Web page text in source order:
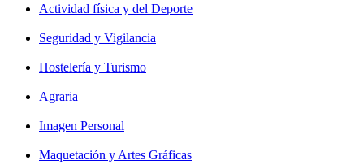
Actividad física y del Deporte
Seguridad y Vigilancia
Hostelería y Turismo
Agraria
Imagen Personal
Maquetación y Artes Gráficas